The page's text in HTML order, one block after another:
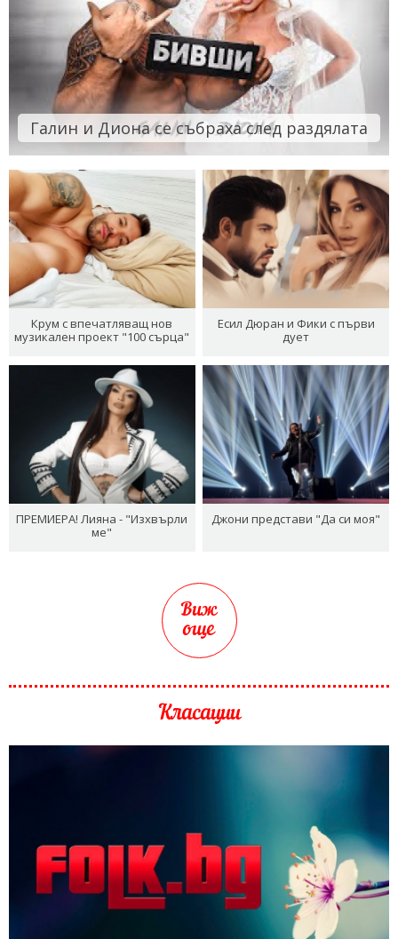
Галин и Диона се събраха след раздялата
Крум с впечатляващ нов
музикален проект "100 сърца"
Есил Дюран и Фики с първи
дует
ПРЕМИЕРА! Лияна - "Изхвърли
ме"
Джони представи "Да си моя"
Виж
още
Класации